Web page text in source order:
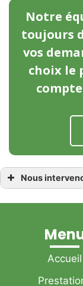
Notre
toujours
vos
choix le
Nous
Menuisier
Menuisier Longué-
Menuisier Corné
Menuisier Loire-
Menuisier Mazé
Menuisier Fontaine-
Menuisier Saint-
Accueil